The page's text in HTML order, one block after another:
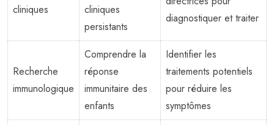
cliniques
cliniques
persistants
diagnostiquer et traiter
Recherche
immunologique
Comprendre la
réponse
immunitaire des
enfants
Identifier les
traitements potentiels
pour réduire les
symptômes